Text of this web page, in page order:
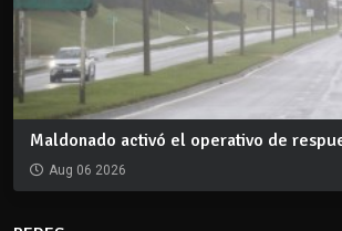
Maldonado activó el operativo de
Aug 06 2026